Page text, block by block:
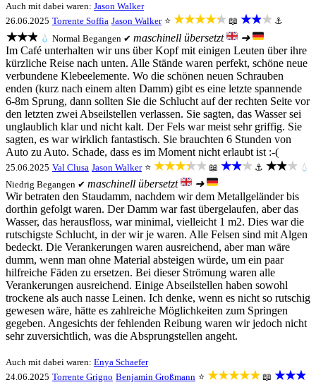
Auch mit dabei waren: Jason Walker
26.06.2025 Torrente Soffia Jason Walker ⭐ ★★★★★ 📖 ★★★ ⚓
★★★ 💧 Normal Begangen ✔ maschinell übersetzt
➜
Im Café unterhalten wir uns über Kopf mit einigen Leuten über ihre
kürzliche Reise nach unten. Alle Stände waren perfekt, schöne neue
verbundene Klebeelemente. Wo die schönen neuen Schrauben
enden (kurz nach einem alten Damm) gibt es eine letzte spannende
6-8m Sprung, dann sollten Sie die Schlucht auf der rechten Seite vor
den letzten zwei Abseilstellen verlassen. Sie sagten, das Wasser sei
unglaublich klar und nicht kalt. Der Fels war meist sehr griffig. Sie
sagten, es war wirklich fantastisch. Sie brauchten 6 Stunden von
Auto zu Auto. Schade, dass es im Moment nicht erlaubt ist :-(
25.06.2025 Val Clusa Jason Walker ⭐ ★★★★★ 📖 ★★★ ⚓ ★★★ 💧
Niedrig Begangen ✔ maschinell übersetzt
➜
Wir betraten den Staudamm, nachdem wir dem Metallgeländer bis
dorthin gefolgt waren. Der Damm war fast übergelaufen, aber das
Wasser, das herausfloss, war minimal, vielleicht 1 m2. Dies war die
rutschigste Schlucht, in der wir je waren. Alle Felsen sind mit Algen
bedeckt. Die Verankerungen waren ausreichend, aber man wäre
dumm, wenn man ohne Material absteigen würde, um ein paar
hilfreiche Fäden zu ersetzen. Bei dieser Strömung waren alle
Verankerungen ausreichend. Einige Abseilstellen haben sowohl
trockene als auch nasse Leinen. Ich denke, wenn es nicht so rutschig
gewesen wäre, hätte es zahlreiche Möglichkeiten zum Springen
gegeben. Angesichts der fehlenden Reibung waren wir jedoch nicht
sehr zuversichtlich, was die Absprungstellen angeht.
Auch mit dabei waren: Enya Schaefer
24.06.2025 Torrente Grigno Benjamin Großmann ⭐ ★★★★★ 📖 ★★★